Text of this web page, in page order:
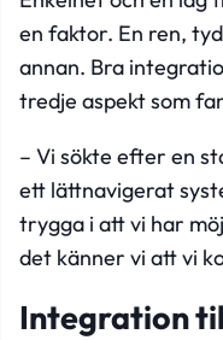
en faktor. En ren,
annan. Bra
tredje aspekt som
– Vi sökte efter en
ett lättnavigerat
trygga i att vi har
det känner vi att vi
Integration